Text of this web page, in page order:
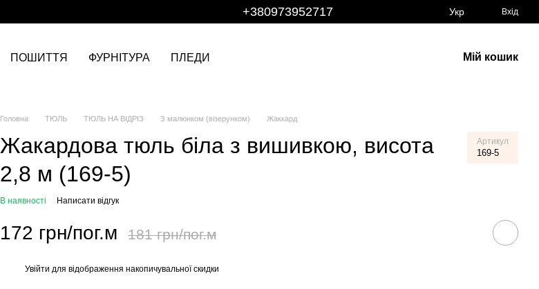
+380973952717 Укр Вхід
ПОШИТТЯ ФУРНІТУРА ПЛЕДИ Мій кошик
Головна ТЮЛЬ ТЮЛЬ НА ВІДРІЗ З малюнком (візерунком) Жаккард
Жакардова тюль біла з вишивкою, висота
2,8 м (169-5)
Артикул
169-5
В наявності Написати відгук
172 грн/пог.м 181 грн/пог.м
Увійти для відображення накопичувальної скидки